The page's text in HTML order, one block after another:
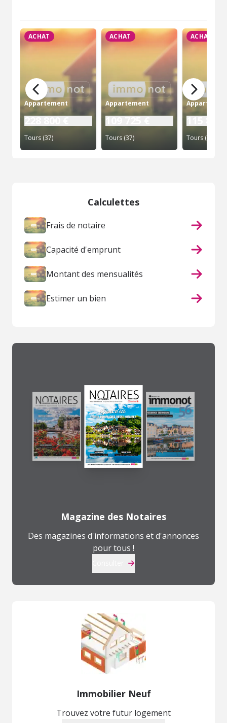
ACHAT
Appartement
Tours (37)
ACHAT
Appartement
Tours (37)
ACHAT
Tours (37)
Calculettes
Frais de notaire
Capacité d'emprunt
Montant des mensualités
Estimer un bien
Magazine des Notaires
Des magazines d'informations et d'annonces
pour tous !
Immobilier Neuf
Trouvez votre futur logement